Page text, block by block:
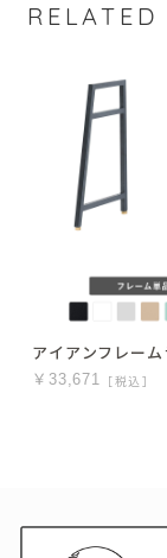
RELATED
アイアンフレー
￥33,671 ［税込］